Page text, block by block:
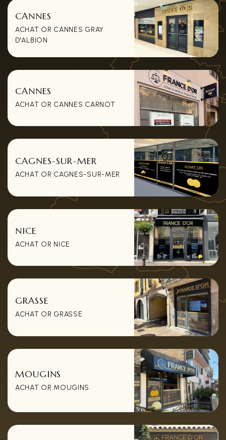
CANNES
ACHAT OR CANNES GRAY
D'ALBION
CANNES
ACHAT OR CANNES CARNOT
CAGNES-SUR-MER
ACHAT OR CAGNES-SUR-MER
NICE
ACHAT OR NICE
GRASSE
ACHAT OR GRASSE
MOUGINS
ACHAT OR MOUGINS